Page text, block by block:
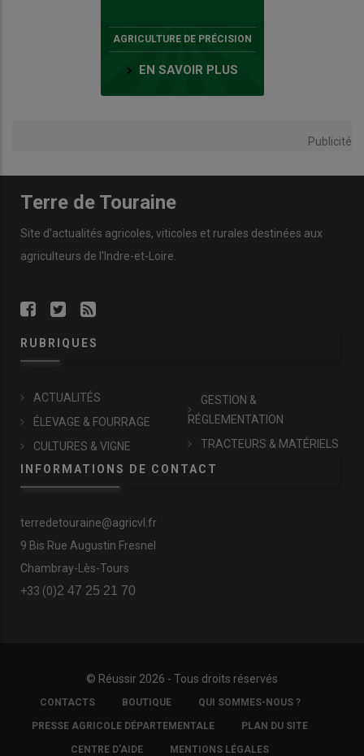
AGRICULTURE DE PRÉCISION
EN SAVOIR PLUS
Publicité
Terre de Touraine
Site d'actualités agricoles, viticoles et rurales destinées aux
agriculteurs de l'Indre-et-Loire.
RUBRIQUES
ACTUALITÉS
ÉLEVAGE & FOURRAGE
CULTURES & VIGNE
GESTION &
RÉGLEMENTATION
TRACTEURS & MATÉRIELS
INFORMATIONS DE CONTACT
terredetouraine@agricvl.fr
9 Bis Rue Augustin Fresnel
Chambray-Lès-Tours
+33 (0)2 47 25 21 70
© Réussir 2026 - Tous droits réservés
FOOTER
COPYRIGHT
CONTACTS BOUTIQUE QUI SOMMES-NOUS ?
PRESSE AGRICOLE DÉPARTEMENTALE PLAN DU SITE
CENTRE D'AIDE MENTIONS LÉGALES